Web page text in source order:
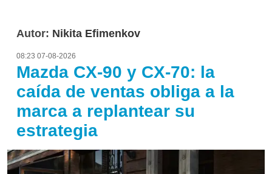
Autor: Nikita Efimenkov
08:23 07-08-2026
Mazda CX-90 y CX-70: la
caída de ventas obliga a la
marca a replantear su
estrategia